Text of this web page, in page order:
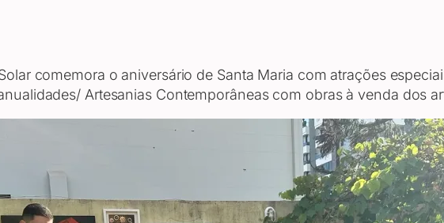
comemora o aniversário de Santa Maria com atrações
Artesanias Contemporâneas com obras à venda dos